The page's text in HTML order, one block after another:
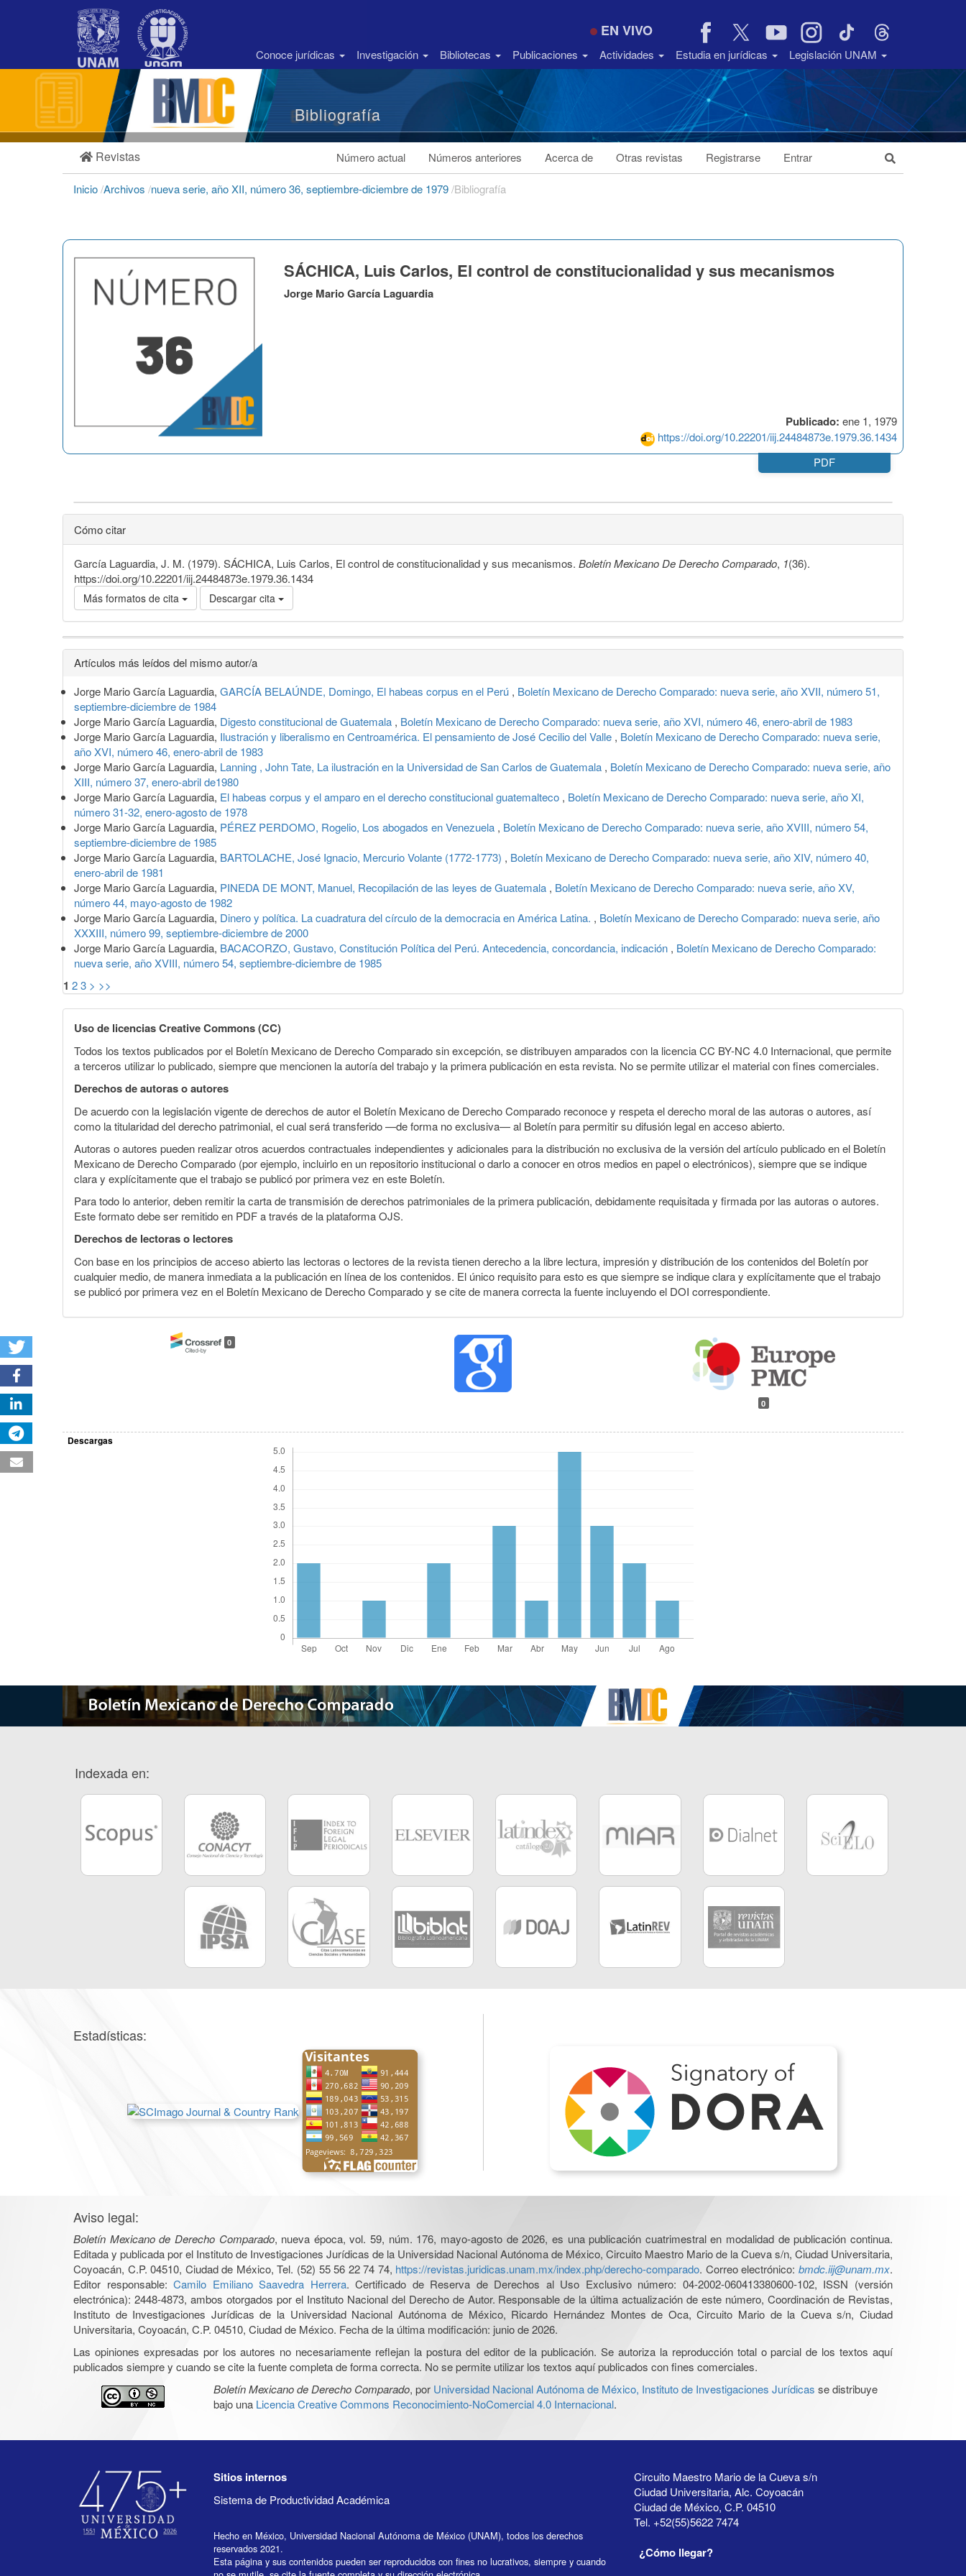
Barra
EN VIVO
Conoce jurídicas Investigación Bibliotecas Publicaciones Actividades Estudia en jurídicas Legislación UNAM
Bibliografía
Revistas Número actual Números anteriores Acerca de Otras revistas Registrarse Entrar
Inicio/Archivos /nueva serie, año XII, número 36, septiembre-diciembre de 1979/Bibliografía
Publicado: ene 1, 1979
https://doi.org/10.22201/iij.24484873e.1979.36.1434
SÁCHICA, Luis Carlos, El control de constitucionalidad y sus mecanismos
Jorge Mario García Laguardia
PDF
Cómo citar
García Laguardia, J. M. (1979). SÁCHICA, Luis Carlos, El control de constitucionalidad y sus mecanismos. Boletín Mexicano De Derecho Comparado, 1(36).
https://doi.org/10.22201/iij.24484873e.1979.36.1434
Más formatos de cita Descargar cita
Detalles
del
artículo
Artículos más leídos del mismo autor/a
Jorge Mario García Laguardia, GARCÍA BELAÚNDE, Domingo, El habeas corpus en el Perú , Boletín Mexicano de Derecho Comparado: nueva serie, año XVII, número 51,
septiembre-diciembre de 1984
Jorge Mario García Laguardia, Digesto constitucional de Guatemala , Boletín Mexicano de Derecho Comparado: nueva serie, año XVI, número 46, enero-abril de 1983
Jorge Mario García Laguardia, Ilustración y liberalismo en Centroamérica. El pensamiento de José Cecilio del Valle , Boletín Mexicano de Derecho Comparado: nueva serie,
año XVI, número 46, enero-abril de 1983
Jorge Mario García Laguardia, Lanning , John Tate, La ilustración en la Universidad de San Carlos de Guatemala , Boletín Mexicano de Derecho Comparado: nueva serie, año
XIII, número 37, enero-abril de1980
Jorge Mario García Laguardia, El habeas corpus y el amparo en el derecho constitucional guatemalteco , Boletín Mexicano de Derecho Comparado: nueva serie, año XI,
número 31-32, enero-agosto de 1978
Jorge Mario García Laguardia, PÉREZ PERDOMO, Rogelio, Los abogados en Venezuela , Boletín Mexicano de Derecho Comparado: nueva serie, año XVIII, número 54,
septiembre-diciembre de 1985
Jorge Mario García Laguardia, BARTOLACHE, José Ignacio, Mercurio Volante (1772-1773) , Boletín Mexicano de Derecho Comparado: nueva serie, año XIV, número 40,
enero-abril de 1981
Jorge Mario García Laguardia, PINEDA DE MONT, Manuel, Recopilación de las leyes de Guatemala , Boletín Mexicano de Derecho Comparado: nueva serie, año XV,
número 44, mayo-agosto de 1982
Jorge Mario García Laguardia, Dinero y política. La cuadratura del círculo de la democracia en América Latina. , Boletín Mexicano de Derecho Comparado: nueva serie, año
XXXIII, número 99, septiembre-diciembre de 2000
Jorge Mario García Laguardia, BACACORZO, Gustavo, Constitución Política del Perú. Antecedencia, concordancia, indicación , Boletín Mexicano de Derecho Comparado:
nueva serie, año XVIII, número 54, septiembre-diciembre de 1985
1 23 > >>
Uso de licencias Creative Commons (CC)
Todos los textos publicados por el Boletín Mexicano de Derecho Comparado sin excepción, se distribuyen amparados con la licencia CC BY-NC 4.0 Internacional, que permite
a terceros utilizar lo publicado, siempre que mencionen la autoría del trabajo y la primera publicación en esta revista. No se permite utilizar el material con fines comerciales.
Derechos de autoras o autores
De acuerdo con la legislación vigente de derechos de autor el Boletín Mexicano de Derecho Comparado reconoce y respeta el derecho moral de las autoras o autores, así
como la titularidad del derecho patrimonial, el cual será transferido —de forma no exclusiva— al Boletín para permitir su difusión legal en acceso abierto.
Autoras o autores pueden realizar otros acuerdos contractuales independientes y adicionales para la distribución no exclusiva de la versión del artículo publicado en el Boletín
Mexicano de Derecho Comparado (por ejemplo, incluirlo en un repositorio institucional o darlo a conocer en otros medios en papel o electrónicos), siempre que se indique
clara y explícitamente que el trabajo se publicó por primera vez en este Boletín.
Para todo lo anterior, deben remitir la carta de transmisión de derechos patrimoniales de la primera publicación, debidamente requisitada y firmada por las autoras o autores.
Este formato debe ser remitido en PDF a través de la plataforma OJS.
Derechos de lectoras o lectores
Con base en los principios de acceso abierto las lectoras o lectores de la revista tienen derecho a la libre lectura, impresión y distribución de los contenidos del Boletín por
cualquier medio, de manera inmediata a la publicación en línea de los contenidos. El único requisito para esto es que siempre se indique clara y explícitamente que el trabajo
se publicó por primera vez en el Boletín Mexicano de Derecho Comparado y se cite de manera correcta la fuente incluyendo el DOI correspondiente.
0
0
Descargas
Indexada en:
Estadísticas:
Aviso legal:
Boletín Mexicano de Derecho Comparado, nueva época, vol. 59, núm. 176, mayo-agosto de 2026, es una publicación cuatrimestral en modalidad de publicación continua.
Editada y publicada por el Instituto de Investigaciones Jurídicas de la Universidad Nacional Autónoma de México, Circuito Maestro Mario de la Cueva s/n, Ciudad Universitaria,
Coyoacán, C.P. 04510, Ciudad de México, Tel. (52) 55 56 22 74 74, https://revistas.juridicas.unam.mx/index.php/derecho-comparado. Correo electrónico: bmdc.iij@unam.mx.
Editor responsable:Camilo Emiliano Saavedra Herrera. Certificado de Reserva de Derechos al Uso Exclusivo número: 04-2002-060413380600-102, ISSN (versión
electrónica): 2448-4873, ambos otorgados por el Instituto Nacional del Derecho de Autor. Responsable de la última actualización de este número, Coordinación de Revistas,
Instituto de Investigaciones Jurídicas de la Universidad Nacional Autónoma de México, Ricardo Hernández Montes de Oca, Circuito Mario de la Cueva s/n, Ciudad
Universitaria, Coyoacán, C.P. 04510, Ciudad de México. Fecha de la última modificación: junio de 2026.
Las opiniones expresadas por los autores no necesariamente reflejan la postura del editor de la publicación. Se autoriza la reproducción total o parcial de los textos aquí
publicados siempre y cuando se cite la fuente completa de forma correcta. No se permite utilizar los textos aquí publicados con fines comerciales.
Boletín Mexicano de Derecho Comparado, por Universidad Nacional Autónoma de México, Instituto de Investigaciones Jurídicas se distribuye
bajo una Licencia Creative Commons Reconocimiento-NoComercial 4.0 Internacional.
Sitios internos
Sistema de Productividad Académica
Hecho en México, Universidad Nacional Autónoma de México (UNAM), todos los derechos
reservados 2021.
Esta página y sus contenidos pueden ser reproducidos con fines no lucrativos, siempre y cuando
Circuito Maestro Mario de la Cueva s/n
Ciudad Universitaria, Alc. Coyoacán
Ciudad de México, C.P. 04510
Tel. +52(55)5622 7474
¿Cómo llegar?